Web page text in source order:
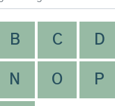
B C D
N O P